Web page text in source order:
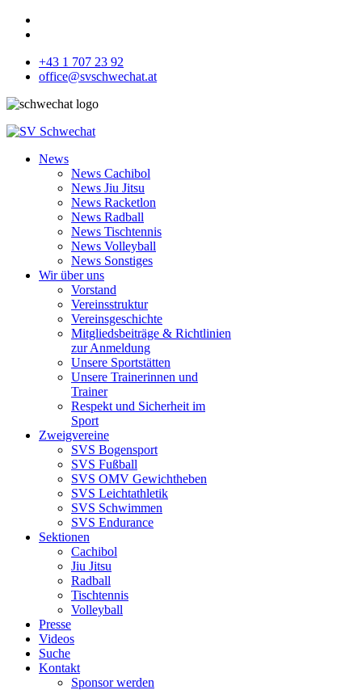
+43 1 707 23 92
office@svschwechat.at
News
News Cachibol
News Jiu Jitsu
News Racketlon
News Radball
News Tischtennis
News Volleyball
News Sonstiges
Wir über uns
Vorstand
Vereinsstruktur
Vereinsgeschichte
Mitgliedsbeiträge & Richtlinien
zur Anmeldung
Unsere Sportstätten
Unsere Trainerinnen und
Trainer
Respekt und Sicherheit im
Sport
Zweigvereine
SVS Bogensport
SVS Fußball
SVS OMV Gewichtheben
SVS Leichtathletik
SVS Schwimmen
SVS Endurance
Sektionen
Cachibol
Jiu Jitsu
Radball
Tischtennis
Volleyball
Presse
Videos
Suche
Kontakt
Sponsor werden